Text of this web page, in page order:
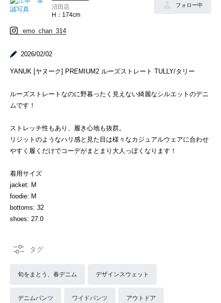
沼田店
174cm
フォロー中
emo_chan_314
2026/02/02
YANUK [ヤヌーク] PREMIUM2 ルーズストレート TULLY/タリー
ルーズストレートなのに野暮ったく見えない綺麗なシルエットのデニ
ムです！
ストレッチ性もあり、履き心地も抜群。
リジットのようなハリ感と見た目は様々なカジュアルウェアに合わせ
やすく履くだけでコーデがまとまり大人っぽくなります！
着用サイズ
jacket: M
foodie: M
bottoms: 32
shoes: 27.0
旬をまとう、春デニム デザインスウェット
デニムパンツ ワイドパンツ アウトドア